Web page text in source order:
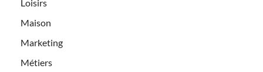
Loisirs
Maison
Marketing
Métiers